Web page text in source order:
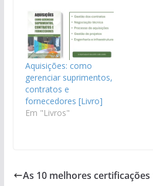
Aquisições: como
gerenciar suprimentos,
contratos e
fornecedores [Livro]
Em "Livros"
As 10 melhores